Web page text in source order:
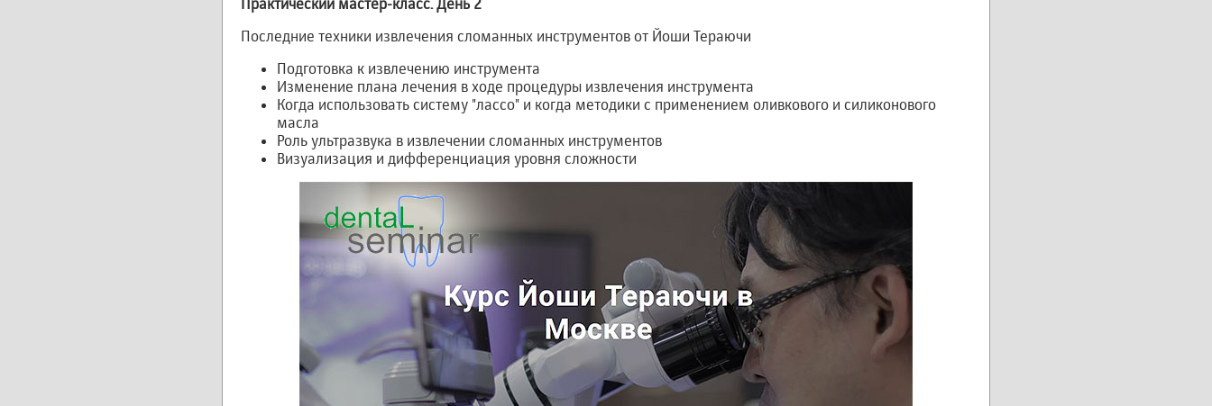
Практический мастер-класс. День 2
Последние техники извлечения сломанных инструментов от Йоши Тераючи
Подготовка к извлечению инструмента
Изменение плана лечения в ходе процедуры извлечения инструмента
Когда использовать систему "лассо" и когда методики с применением оливкового и силиконового
масла
Роль ультразвука в извлечении сломанных инструментов
Визуализация и дифференциация уровня сложности